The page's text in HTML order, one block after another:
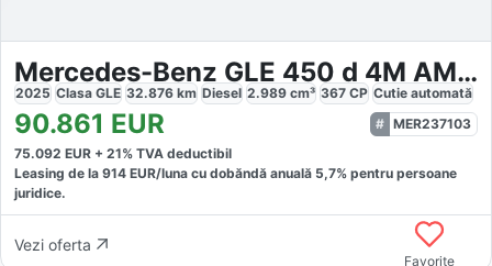
Mercedes-Benz GLE 450 d 4M AMG Line Advanced
2025 Clasa GLE 32.876 km Diesel 2.989 cm³ 367 CP Cutie automată
90.861 EUR
MER237103
75.092 EUR + 21% TVA deductibil
Leasing de la 914 EUR/luna cu dobăndă anuală 5,7% pentru persoane
juridice.
Vezi oferta
Favorite